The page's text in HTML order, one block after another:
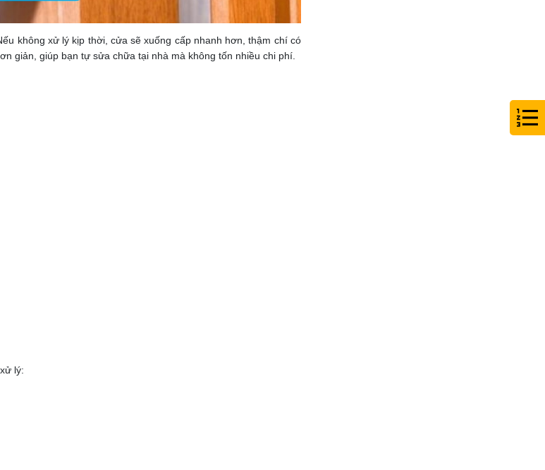
không xử lý kịp thời, cửa sẽ xuống cấp nhanh hơn, thậm chí có
giản, giúp bạn tự sửa chữa tại nhà mà không tốn nhiều chi phí.
lý: